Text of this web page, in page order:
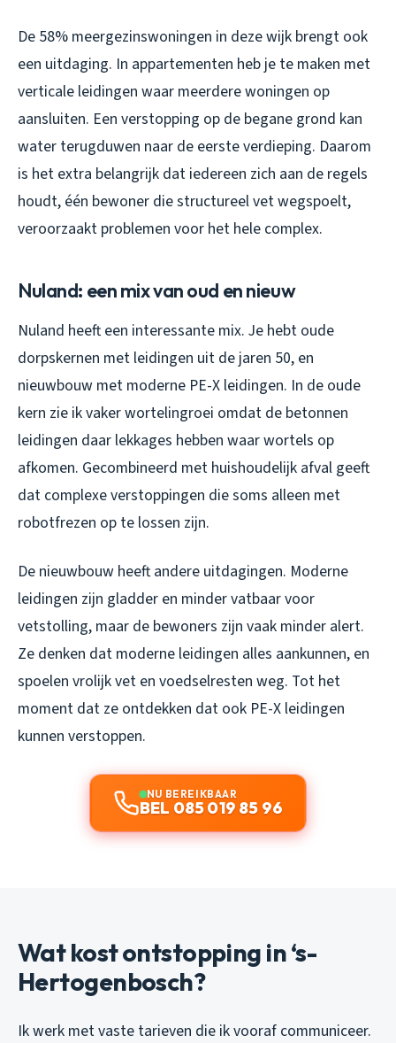
De 58% meergezinswoningen in deze wijk brengt ook
een uitdaging. In appartementen heb je te maken met
verticale leidingen waar meerdere woningen op
aansluiten. Een verstopping op de begane grond kan
water terugduwen naar de eerste verdieping. Daarom
is het extra belangrijk dat iedereen zich aan de regels
houdt, één bewoner die structureel vet wegspoelt,
veroorzaakt problemen voor het hele complex.
Nuland: een mix van oud en nieuw
Nuland heeft een interessante mix. Je hebt oude
dorpskernen met leidingen uit de jaren 50, en
nieuwbouw met moderne PE-X leidingen. In de oude
kern zie ik vaker wortelingroei omdat de betonnen
leidingen daar lekkages hebben waar wortels op
afkomen. Gecombineerd met huishoudelijk afval geeft
dat complexe verstoppingen die soms alleen met
robotfrezen op te lossen zijn.
De nieuwbouw heeft andere uitdagingen. Moderne
leidingen zijn gladder en minder vatbaar voor
vetstolling, maar de bewoners zijn vaak minder alert.
Ze denken dat moderne leidingen alles aankunnen, en
spoelen vrolijk vet en voedselresten weg. Tot het
moment dat ze ontdekken dat ook PE-X leidingen
kunnen verstoppen.
NU BEREIKBAAR
BEL 085 019 85 96
Wat kost ontstopping in ‘s-
Hertogenbosch?
Ik werk met vaste tarieven die ik vooraf communiceer.